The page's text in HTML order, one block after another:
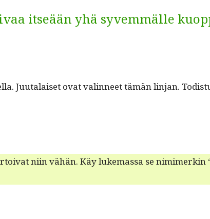
itseään yhä syvemmälle
Juu­ta­laiset ovat valin­neet tämän lin­jan.
niin vähän. Käy luke­mas­sa se nim­imerkin